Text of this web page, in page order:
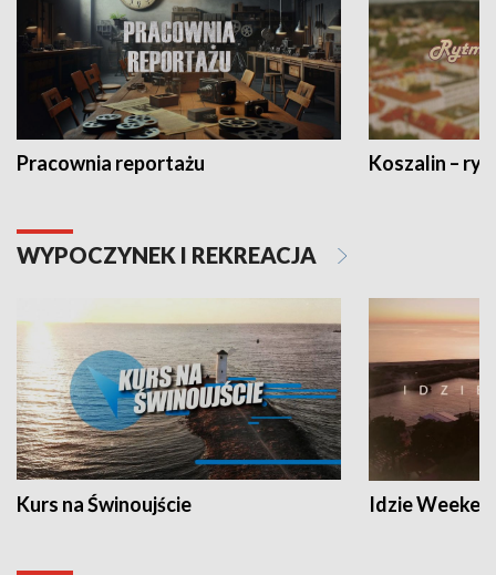
Pracownia reportażu Koszalin –
WYPOCZYNEK I REKREACJA
Kurs na Świnoujście Idzie